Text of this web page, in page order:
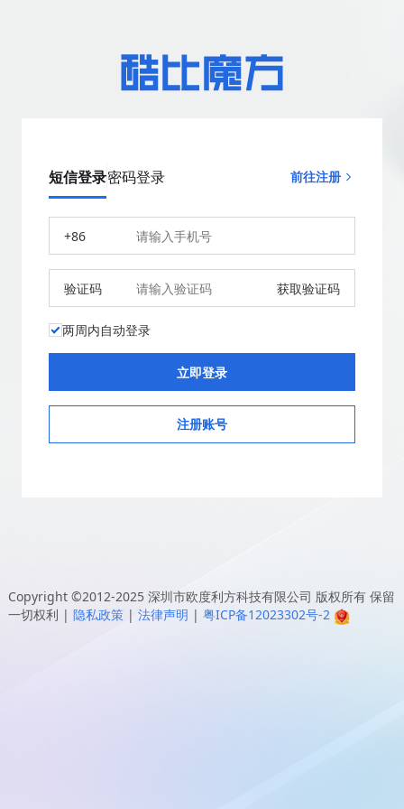
短信登录密码登录 前往注册
+86
验证码 获取验证码
两周内自动登录
注册账号
Copyright ©2012-2025 深圳市欧度利方科技有限公司 版权所有 保留
一切权利 | 隐私政策 | 法律声明 | 粤ICP备12023302号-2